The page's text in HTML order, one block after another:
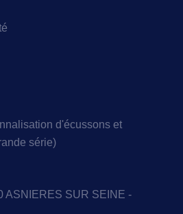
d'écussons et
série)
ASNIERES SUR SEINE -